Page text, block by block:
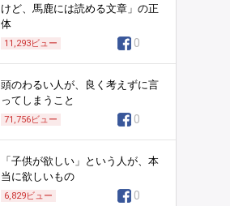
けど、馬鹿には読める文章」の正
体
11,293ビュー 0
頭のわるい人が、良く考えずに言
ってしまうこと
71,756ビュー 0
「子供が欲しい」という人が、本
当に欲しいもの
6,829ビュー 0